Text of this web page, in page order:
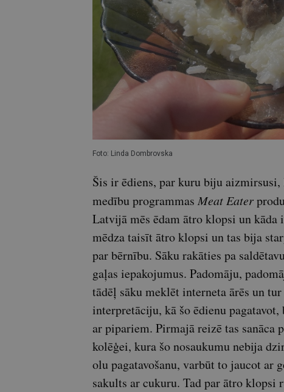
Foto: Linda Dombrovska
Šis ir ēdiens, par kuru biju
medību programmas Meat Eater
Latvijā mēs ēdam ātro klopsi un kāda
mēdza taisīt ātro klopsi un tas bija
par bērnību. Sāku rakāties pa
gaļas iepakojumus. Padomāju,
tādēļ sāku meklēt interneta ārēs un
interpretāciju, kā šo ēdienu
ar pipariem. Pirmajā reizē tas sanāca
kolēģei, kura šo nosaukumu nebija
olu pagatavošanu, varbūt to jaucot ar
sakults ar cukuru. Tad par ātro